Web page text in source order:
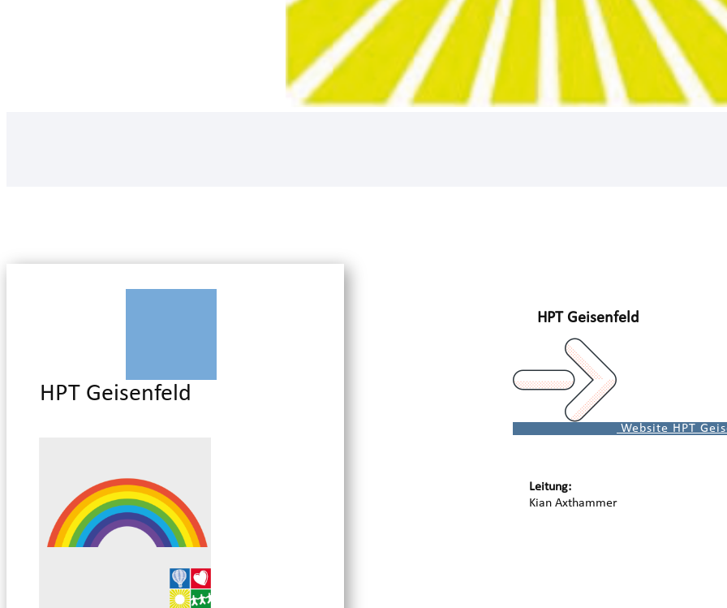
HPT Geisenfeld
HPT Geisenfeld
Website HPT
Leitung:
Kian Axthammer